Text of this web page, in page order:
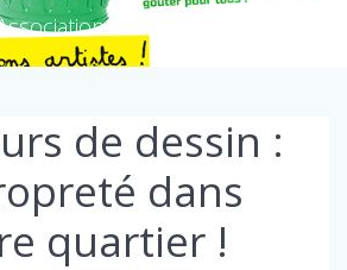
IDEES
de dessin :
dans
quartier !